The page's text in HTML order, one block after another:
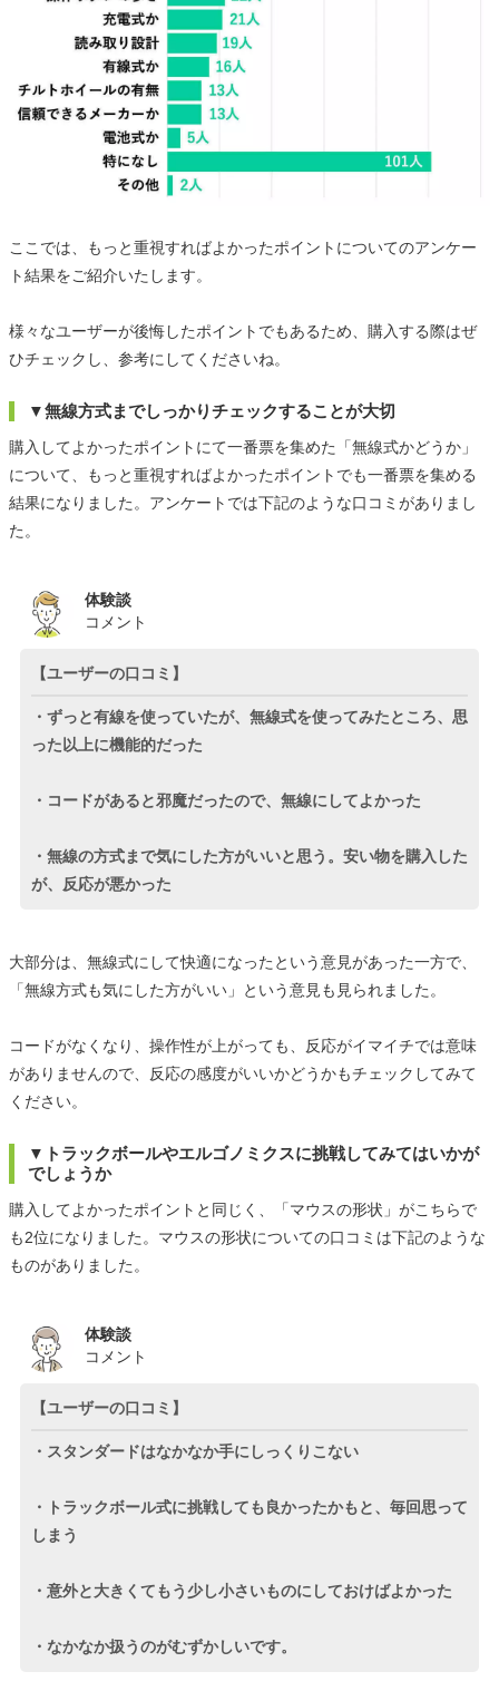
ここでは、もっと重視すればよかったポイントについてのアンケー
ト結果をご紹介いたします。
様々なユーザーが後悔したポイントでもあるため、購入する際はぜ
ひチェックし、参考にしてくださいね。
▼無線方式までしっかりチェックすることが大切
購入してよかったポイントにて一番票を集めた「無線式かどうか」
について、もっと重視すればよかったポイントでも一番票を集める
結果になりました。アンケートでは下記のような口コミがありまし
た。
体験談
コメント
【ユーザーの口コミ】
・ずっと有線を使っていたが、無線式を使ってみたところ、思
った以上に機能的だった
・コードがあると邪魔だったので、無線にしてよかった
・無線の方式まで気にした方がいいと思う。安い物を購入した
が、反応が悪かった
大部分は、無線式にして快適になったという意見があった一方で、
「無線方式も気にした方がいい」という意見も見られました。
コードがなくなり、操作性が上がっても、反応がイマイチでは意味
がありませんので、反応の感度がいいかどうかもチェックしてみて
ください。
▼トラックボールやエルゴノミクスに挑戦してみてはいかが
でしょうか
購入してよかったポイントと同じく、「マウスの形状」がこちらで
も2位になりました。マウスの形状についての口コミは下記のような
ものがありました。
体験談
コメント
【ユーザーの口コミ】
・スタンダードはなかなか手にしっくりこない
・トラックボール式に挑戦しても良かったかもと、毎回思って
しまう
・意外と大きくてもう少し小さいものにしておけばよかった
・なかなか扱うのがむずかしいです。